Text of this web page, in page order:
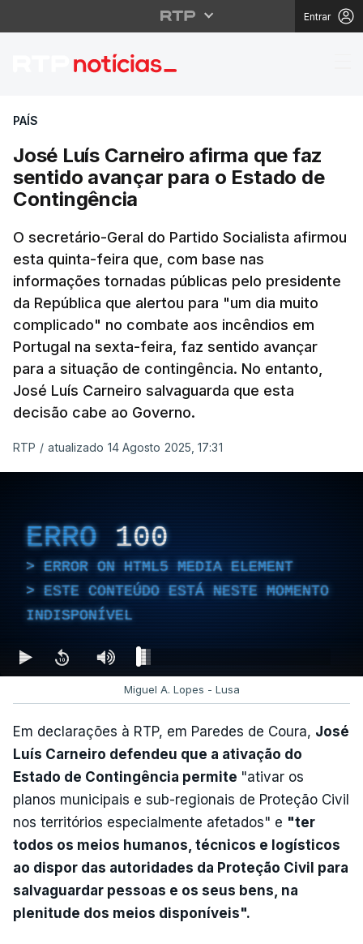
Entrar
José Luís Carneiro
PAÍS
José Luís Carneiro afirma que faz
sentido avançar para o Estado de
Contingência
O secretário-Geral do Partido Socialista afirmou
esta quinta-feira que, com base nas
informações tornadas públicas pelo presidente
da República que alertou para "um dia muito
complicado" no combate aos incêndios em
Portugal na sexta-feira, faz sentido avançar
para a situação de contingência. No entanto,
José Luís Carneiro salvaguarda que esta
decisão cabe ao Governo.
RTP / atualizado 14 Agosto 2025, 17:31
ERRO 100
ERROR ON HTML5 MEDIA ELEMENT
ESTE CONTEÚDO ESTÁ NESTE MOMENTO
INDISPONÍVEL
Miguel A. Lopes - Lusa
Em declarações à RTP, em Paredes de Coura, José
Luís Carneiro defendeu que a ativação do
Estado de Contingência permite "ativar os
planos municipais e sub-regionais de Proteção Civil
nos territórios especialmente afetados" e "ter
todos os meios humanos, técnicos e logísticos
ao dispor das autoridades da Proteção Civil para
salvaguardar pessoas e os seus bens, na
plenitude dos meios disponíveis".